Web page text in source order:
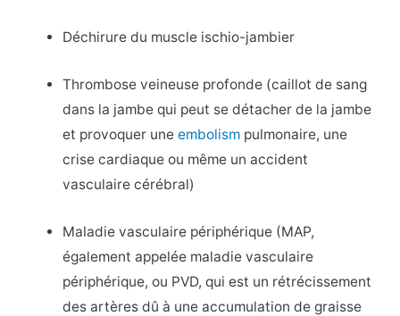
Déchirure du muscle ischio-jambier
Thrombose veineuse profonde (caillot de sang
dans la jambe qui peut se détacher de la jambe
et provoquer uneembolism pulmonaire, une
crise cardiaque ou même un accident
vasculaire cérébral)
Maladie vasculaire périphérique (MAP,
également appelée maladie vasculaire
périphérique, ou PVD, qui est un rétrécissement
des artères dû à une accumulation de graisse